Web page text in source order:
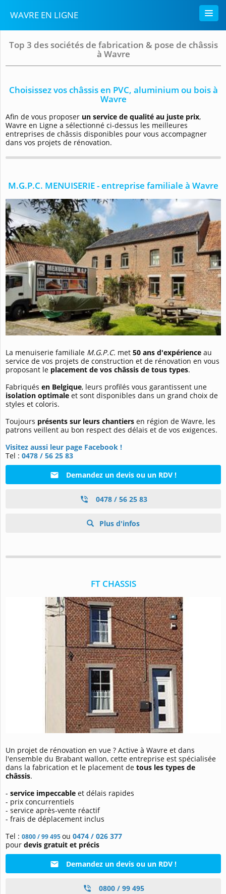
WAVRE EN LIGNE
Top 3 des sociétés de fabrication & pose de châssis
à Wavre
Choisissez vos châssis en PVC, aluminium ou bois à
Wavre
Afin de vous proposer un service de qualité au juste prix,
Wavre en Ligne a sélectionné ci-dessus les meilleures
entreprises de châssis disponibles pour vous accompagner
dans vos projets de rénovation.
M.G.P.C. MENUISERIE - entreprise familiale à Wavre
La menuiserie familiale M.G.P.C. met 50 ans d'expérience au
service de vos projets de construction et de rénovation en vous
proposant le placement de vos châssis de tous types.
Fabriqués en Belgique, leurs profilés vous garantissent une
isolation optimale et sont disponibles dans un grand choix de
styles et coloris.
Toujours présents sur leurs chantiers en région de Wavre, les
patrons veillent au bon respect des délais et de vos exigences.
Visitez aussi leur page Facebook !
Tel : 0478 / 56 25 83
Demandez un devis ou un RDV !
0478 / 56 25 83
Plus d'infos
FT CHASSIS
Un projet de rénovation en vue ? Active à Wavre et dans
l'ensemble du Brabant wallon, cette entreprise est spécialisée
dans la fabrication et le placement de tous les types de
châssis.
- service impeccable et délais rapides
- prix concurrentiels
- service après-vente réactif
- frais de déplacement inclus
Tel : 0800 / 99 495ou 0474 / 026 377
pour devis gratuit et précis
Demandez un devis ou un RDV !
0800 / 99 495